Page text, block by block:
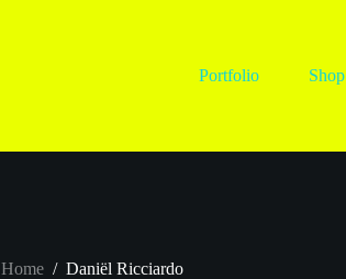
Portfolio Shop
Home / Daniël Ricciardo